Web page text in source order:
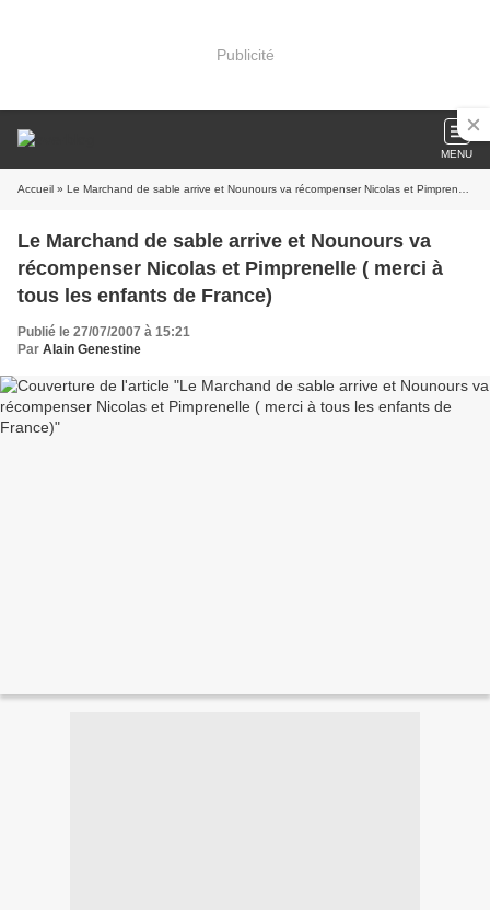
Publicité
MENU
Accueil » Le Marchand de sable arrive et Nounours va récompenser Nicolas et Pimprenelle ( merci à tous les enfants de France)
Le Marchand de sable arrive et Nounours va
récompenser Nicolas et Pimprenelle ( merci à
tous les enfants de France)
Publié le 27/07/2007 à 15:21
Par Alain Genestine